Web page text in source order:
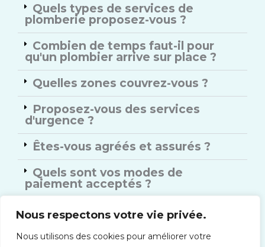
Nous respectons votre vie privée.
Nous utilisons des cookies pour améliorer votre
Quels types de services de
plomberie proposez-vous ?
Combien de temps faut-il pour
qu'un plombier arrive sur place ?
Quelles zones couvrez-vous ?
Proposez-vous des services
d'urgence ?
Êtes-vous agréés et assurés ?
Quels sont vos modes de
paiement acceptés ?
Offrez-vous des garanties sur vos
services ?